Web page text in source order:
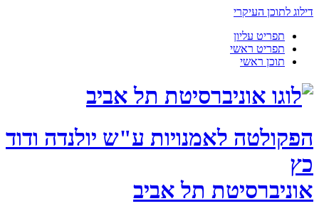
דילוג לתוכן העיקרי
תפריט עליון
תפריט ראשי
תוכן ראשי
הפקולטה לאמנויות ע"ש יולנדה ודוד
כץ
אוניברסיטת תל אביב